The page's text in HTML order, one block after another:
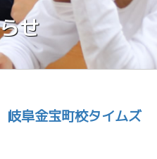
せ
阜金宝町校タイムズ